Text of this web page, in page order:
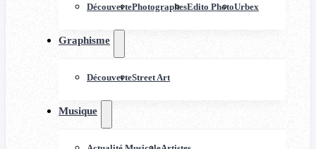
DécouvertePhotographesEdito PhotoUrbex
Graphisme
DécouverteStreet Art
Musique